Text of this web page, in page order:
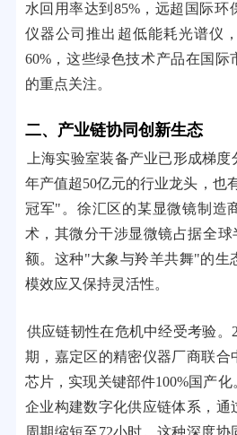
水回用率达到85%，远超国际环
仪器公司推出超低能耗光谱仪
60%，这些绿色技术产品在国际
的重点关注。
二、产业链协同创新生态
上海实验室装备产业已形成梯
年产值超50亿元的行业龙头，也
冠军"。徐汇区的某显微镜制造
术，其微分干涉显微镜占据全球
额。这种"大象与羚羊共舞"的生
模效应又保持灵活性。
供应链韧性在危机中经受考验。
期，嘉定区的精密仪器厂商联合
芯片，实现关键部件100%国产
企业构建数字化供应链体系，通
周期缩短至72小时。这种深度